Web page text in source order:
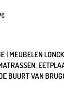
| MEUBELEN
BUURT VAN